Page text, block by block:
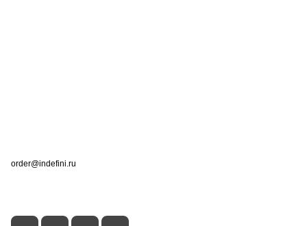
order@indefini.ru